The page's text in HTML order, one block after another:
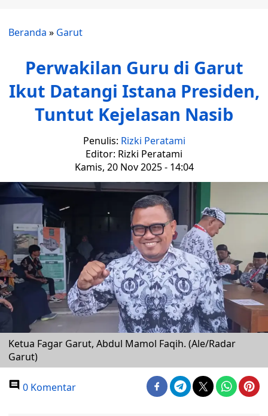
Beranda » Garut
Perwakilan Guru di Garut
Ikut Datangi Istana Presiden,
Tuntut Kejelasan Nasib
Penulis: Rizki Peratami
Editor: Rizki Peratami
Kamis, 20 Nov 2025 - 14:04
Ketua Fagar Garut, Abdul Mamol Faqih. (Ale/Radar
Garut)
0 Komentar